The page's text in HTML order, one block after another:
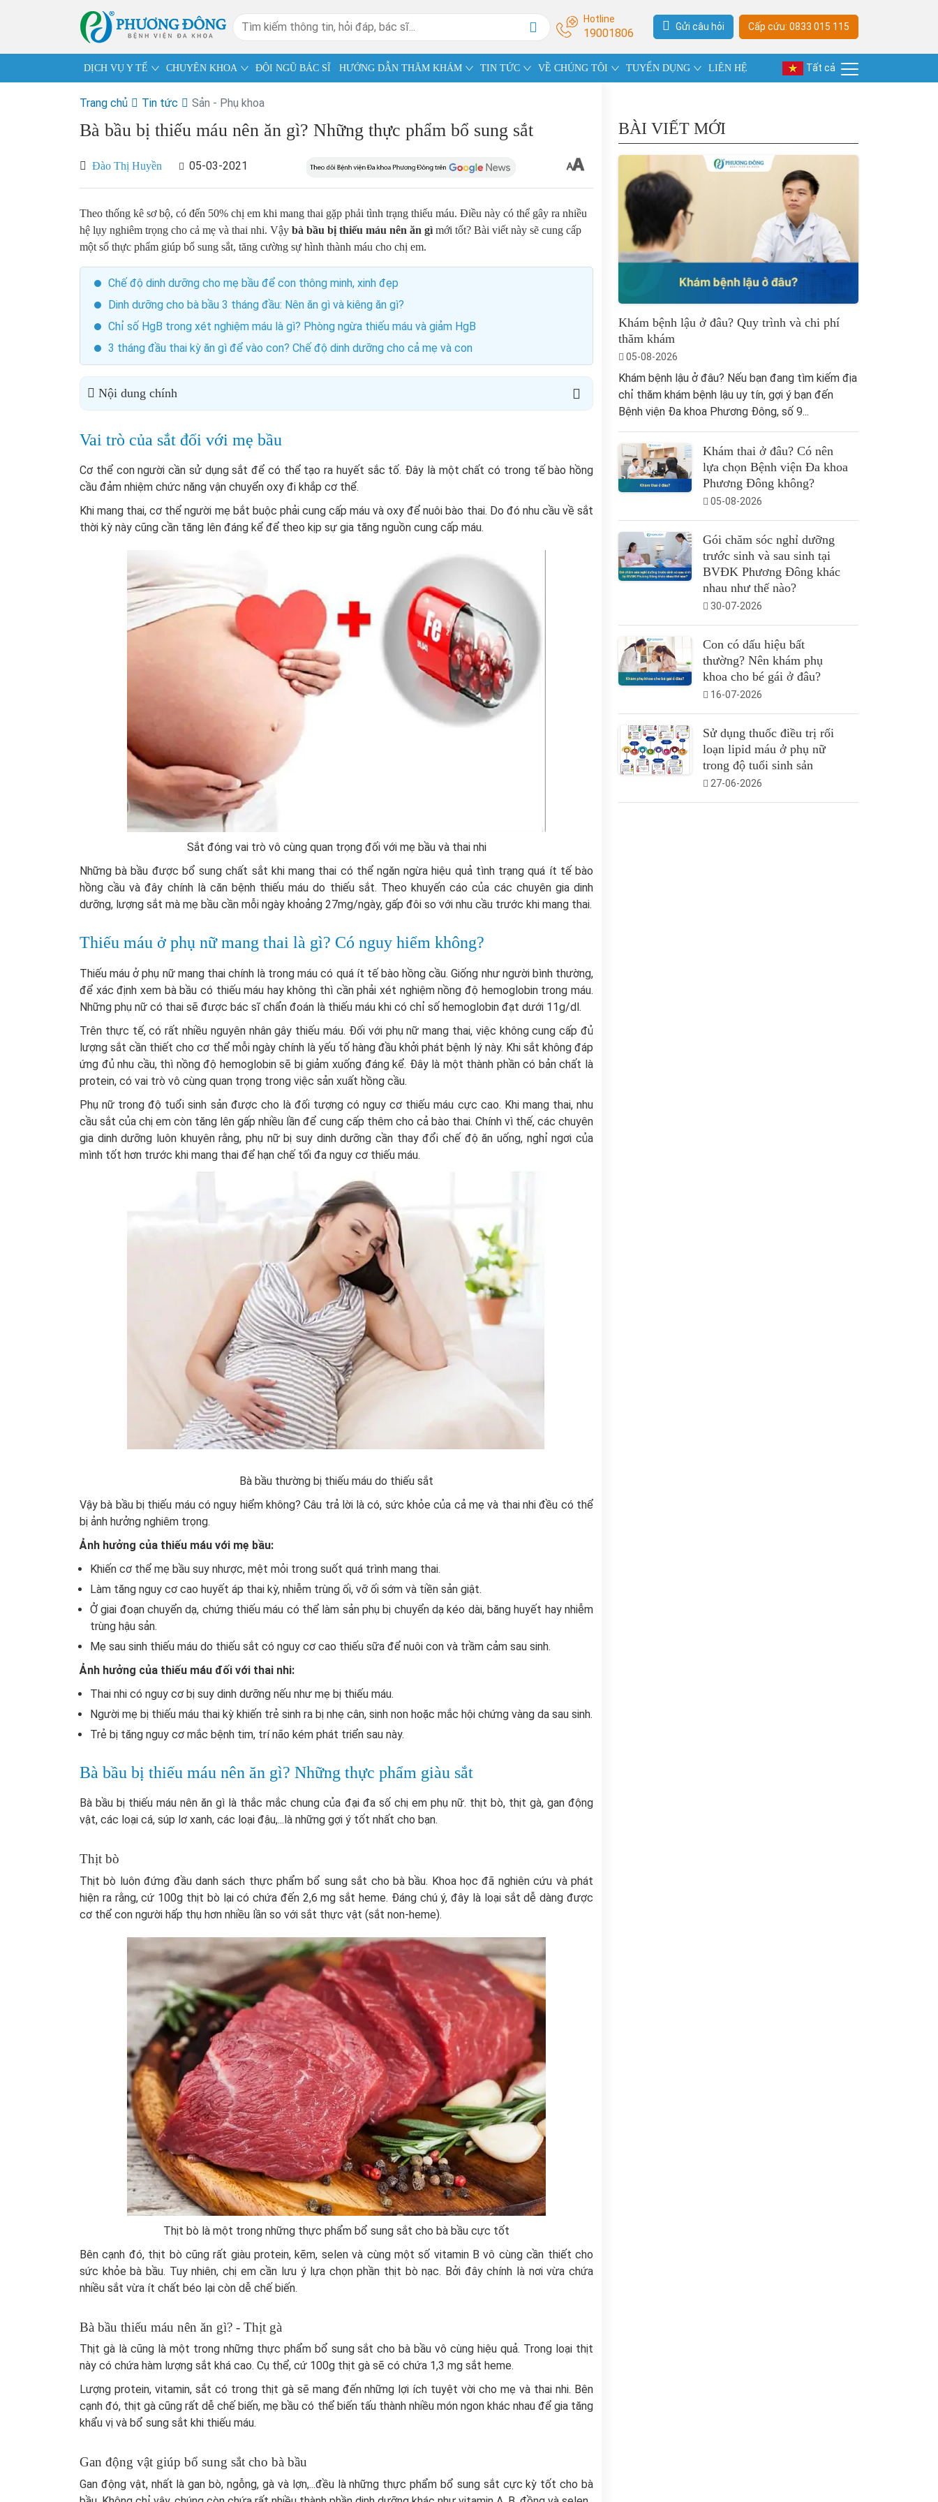
Hotline
19001806 Gửi câu hỏi Cấp cứu: 0833 015 115
DỊCH VỤ Y TẾ CHUYÊN KHOA ĐỘI NGŨ BÁC SĨ HƯỚNG DẪN THĂM KHÁM TIN TỨC VỀ CHÚNG TÔI TUYỂN DỤNG LIÊN HỆ Tất cả
Trang chủ Tin tức Sản - Phụ khoa
Bà bầu bị thiếu máu nên ăn gì? Những thực phẩm bổ sung sắt
Đào Thị Huyền 05-03-2021
Theo thống kê sơ bộ, có đến 50% chị em khi mang thai gặp phải tình trạng thiếu máu. Điều này có thể gây ra nhiều
hệ lụy nghiêm trọng cho cả mẹ và thai nhi. Vậy bà bầu bị thiếu máu nên ăn gì mới tốt? Bài viết này sẽ cung cấp
một số thực phẩm giúp bổ sung sắt, tăng cường sự hình thành máu cho chị em.
Chế độ dinh dưỡng cho mẹ bầu để con thông minh, xinh đẹp
Dinh dưỡng cho bà bầu 3 tháng đầu: Nên ăn gì và kiêng ăn gì?
Chỉ số HgB trong xét nghiệm máu là gì? Phòng ngừa thiếu máu và giảm HgB
3 tháng đầu thai kỳ ăn gì để vào con? Chế độ dinh dưỡng cho cả mẹ và con
Nội dung chính
Vai trò của sắt đối với mẹ bầu
Cơ thể con người cần sử dụng sắt để có thể tạo ra huyết sắc tố. Đây là một chất có trong tế bào hồng
cầu đảm nhiệm chức năng vận chuyển oxy đi khắp cơ thể.
Khi mang thai, cơ thể người mẹ bắt buộc phải cung cấp máu và oxy để nuôi bào thai. Do đó nhu cầu về sắt
thời kỳ này cũng cần tăng lên đáng kể để theo kịp sự gia tăng nguồn cung cấp máu.
Sắt đóng vai trò vô cùng quan trọng đối với mẹ bầu và thai nhi
Những bà bầu được bổ sung chất sắt khi mang thai có thể ngăn ngừa hiệu quả tình trạng quá ít tế bào
hồng cầu và đây chính là căn bệnh thiếu máu do thiếu sắt. Theo khuyến cáo của các chuyên gia dinh
dưỡng, lượng sắt mà mẹ bầu cần mỗi ngày khoảng 27mg/ngày, gấp đôi so với nhu cầu trước khi mang thai.
Thiếu máu ở phụ nữ mang thai là gì? Có nguy hiểm không?
Thiếu máu ở phụ nữ mang thai chính là trong máu có quá ít tế bào hồng cầu. Giống như người bình thường,
để xác định xem bà bầu có thiếu máu hay không thì cần phải xét nghiệm nồng độ hemoglobin trong máu.
Những phụ nữ có thai sẽ được bác sĩ chẩn đoán là thiếu máu khi có chỉ số hemoglobin đạt dưới 11g/dl.
Trên thực tế, có rất nhiều nguyên nhân gây thiếu máu. Đối với phụ nữ mang thai, việc không cung cấp đủ
lượng sắt cần thiết cho cơ thể mỗi ngày chính là yếu tố hàng đầu khởi phát bệnh lý này. Khi sắt không đáp
ứng đủ nhu cầu, thì nồng độ hemoglobin sẽ bị giảm xuống đáng kể. Đây là một thành phần có bản chất là
protein, có vai trò vô cùng quan trọng trong việc sản xuất hồng cầu.
Phụ nữ trong độ tuổi sinh sản được cho là đối tượng có nguy cơ thiếu máu cực cao. Khi mang thai, nhu
cầu sắt của chị em còn tăng lên gấp nhiều lần để cung cấp thêm cho cả bào thai. Chính vì thế, các chuyên
gia dinh dưỡng luôn khuyên rằng, phụ nữ bị suy dinh dưỡng cần thay đổi chế độ ăn uống, nghỉ ngơi của
mình tốt hơn trước khi mang thai để hạn chế tối đa nguy cơ thiếu máu.
Bà bầu thường bị thiếu máu do thiếu sắt
Vậy bà bầu bị thiếu máu có nguy hiểm không? Câu trả lời là có, sức khỏe của cả mẹ và thai nhi đều có thể
bị ảnh hưởng nghiêm trọng.
Ảnh hưởng của thiếu máu với mẹ bầu:
Khiến cơ thể mẹ bầu suy nhược, mệt mỏi trong suốt quá trình mang thai.
Làm tăng nguy cơ cao huyết áp thai kỳ, nhiễm trùng ối, vỡ ối sớm và tiền sản giật.
Ở giai đoạn chuyển dạ, chứng thiếu máu có thể làm sản phụ bị chuyển dạ kéo dài, băng huyết hay nhiễm
trùng hậu sản.
Mẹ sau sinh thiếu máu do thiếu sắt có nguy cơ cao thiếu sữa để nuôi con và trầm cảm sau sinh.
Ảnh hưởng của thiếu máu đối với thai nhi:
Thai nhi có nguy cơ bị suy dinh dưỡng nếu như mẹ bị thiếu máu.
Người mẹ bị thiếu máu thai kỳ khiến trẻ sinh ra bị nhẹ cân, sinh non hoặc mắc hội chứng vàng da sau sinh.
Trẻ bị tăng nguy cơ mắc bệnh tim, trí não kém phát triển sau này.
Bà bầu bị thiếu máu nên ăn gì? Những thực phẩm giàu sắt
Bà bầu bị thiếu máu nên ăn gì là thắc mắc chung của đại đa số chị em phụ nữ. thịt bò, thịt gà, gan động
vật, các loại cá, súp lơ xanh, các loại đậu,...là những gợi ý tốt nhất cho bạn.
Thịt bò
Thịt bò luôn đứng đầu danh sách thực phẩm bổ sung sắt cho bà bầu. Khoa học đã nghiên cứu và phát
hiện ra rằng, cứ 100g thịt bò lại có chứa đến 2,6 mg sắt heme. Đáng chú ý, đây là loại sắt dễ dàng được
cơ thể con người hấp thụ hơn nhiều lần so với sắt thực vật (sắt non-heme).
Thịt bò là một trong những thực phẩm bổ sung sắt cho bà bầu cực tốt
Bên cạnh đó, thịt bò cũng rất giàu protein, kẽm, selen và cùng một số vitamin B vô cùng cần thiết cho
sức khỏe bà bầu. Tuy nhiên, chị em cần lưu ý lựa chọn phần thịt bò nạc. Bởi đây chính là nơi vừa chứa
nhiều sắt vừa ít chất béo lại còn dễ chế biến.
Bà bầu thiếu máu nên ăn gì? - Thịt gà
Thịt gà là cũng là một trong những thực phẩm bổ sung sắt cho bà bầu vô cùng hiệu quả. Trong loại thịt
này có chứa hàm lượng sắt khá cao. Cụ thể, cứ 100g thịt gà sẽ có chứa 1,3 mg sắt heme.
Lượng protein, vitamin, sắt có trong thịt gà sẽ mang đến những lợi ích tuyệt vời cho mẹ và thai nhi. Bên
cạnh đó, thịt gà cũng rất dễ chế biến, mẹ bầu có thể biến tấu thành nhiều món ngon khác nhau để gia tăng
khẩu vị và bổ sung sắt khi thiếu máu.
Gan động vật giúp bổ sung sắt cho bà bầu
Gan động vật, nhất là gan bò, ngỗng, gà và lợn,...đều là những thực phẩm bổ sung sắt cực kỳ tốt cho bà
BÀI VIẾT MỚI
Khám bệnh lậu ở đâu? Quy trình và chi phí
thăm khám
05-08-2026
Khám bệnh lậu ở đâu? Nếu bạn đang tìm kiếm địa
chỉ thăm khám bệnh lậu uy tín, gợi ý bạn đến
Bệnh viện Đa khoa Phương Đông, số 9...
Khám thai ở đâu? Có nên
lựa chọn Bệnh viện Đa khoa
Phương Đông không?
05-08-2026
Gói chăm sóc nghỉ dưỡng
trước sinh và sau sinh tại
BVĐK Phương Đông khác
nhau như thế nào?
30-07-2026
Con có dấu hiệu bất
thường? Nên khám phụ
khoa cho bé gái ở đâu?
16-07-2026
Sử dụng thuốc điều trị rối
loạn lipid máu ở phụ nữ
trong độ tuổi sinh sản
27-06-2026